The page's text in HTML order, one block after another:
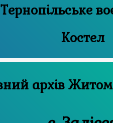
Тернопільське
Костел
Державний